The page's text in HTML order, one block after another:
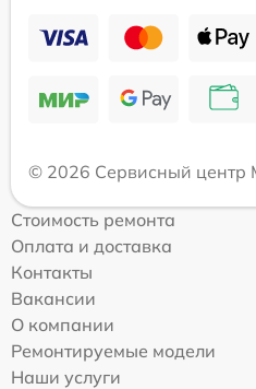
© 2026 Сервисный центр
Стоимость ремонта
Оплата и доставка
Контакты
Вакансии
О компании
Ремонтируемые модели
Наши услуги